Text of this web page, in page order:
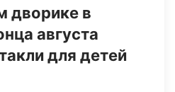
дворике в
августа
для детей